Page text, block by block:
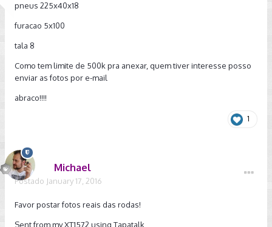
pneus 225x40x18
furacao 5x100
tala 8
Como tem limite de 500k pra anexar, quem tiver interesse posso
enviar as fotos por e-mail
abraco!!!!
1
Michael
Postado January 17, 2016
Favor postar fotos reais das rodas!
Sent from my XT1572 using Tapatalk